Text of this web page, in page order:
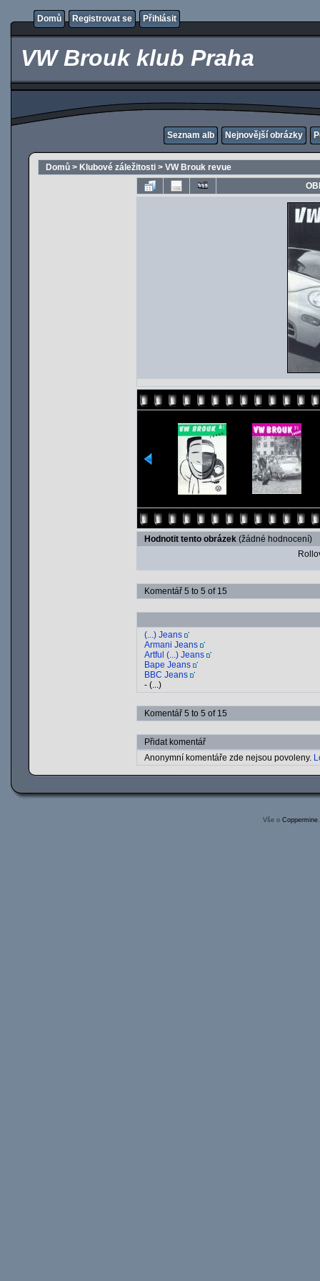
Domů Registrovat se Přihlásit
VW Brouk klub Praha
Seznam alb Nejnovější obrázky
Domů > Klubové záležitosti > VW Brouk revue
Hodnotit tento obrázek (žádné hodnocení)
Komentář 5 to 5 of 15
(...) Jeans
Armani Jeans
Artful (...) Jeans
Bape Jeans
BBC Jeans
- (...)
Komentář 5 to 5 of 15
Přidat komentář
Anonymní komentáře zde nejsou povoleny.
Vše o Coppermine